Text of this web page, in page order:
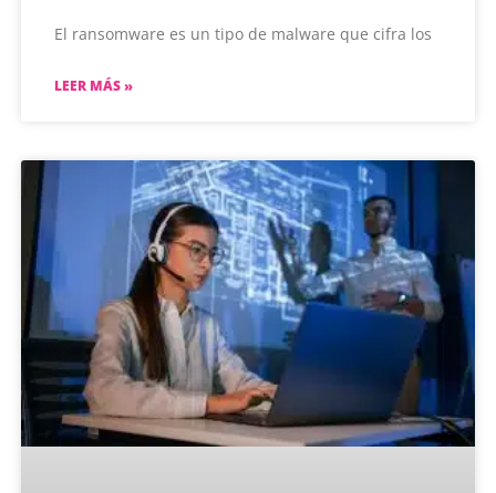
El ransomware es un tipo de malware que cifra los
LEER MÁS »